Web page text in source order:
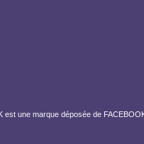
une marque déposée de
pour contrôler la manière dont vos